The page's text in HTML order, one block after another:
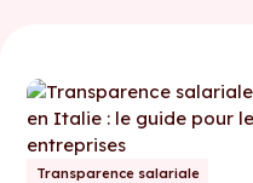
Transparence salariale